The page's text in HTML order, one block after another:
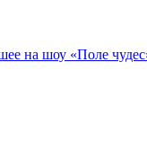
на шоу «Поле